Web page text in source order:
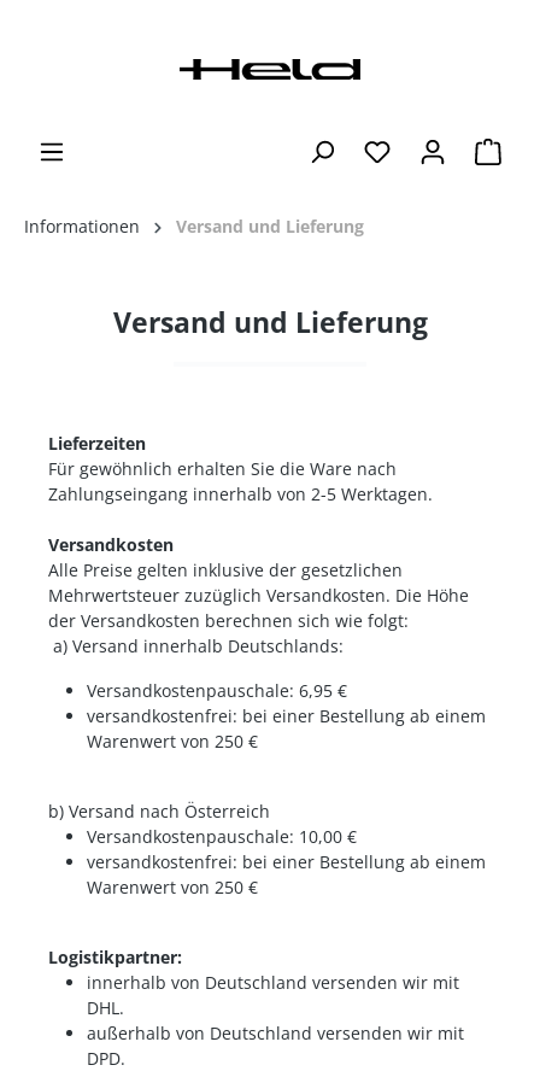
Informationen Versand und Lieferung
Versand und Lieferung
Lieferzeiten
Für gewöhnlich erhalten Sie die Ware nach
Zahlungseingang innerhalb von 2-5 Werktagen.
Versandkosten
Alle Preise gelten inklusive der gesetzlichen
Mehrwertsteuer zuzüglich Versandkosten. Die Höhe
der Versandkosten berechnen sich wie folgt:
a) Versand innerhalb Deutschlands:
Versandkostenpauschale: 6,95 €
versandkostenfrei: bei einer Bestellung ab einem
Warenwert von 250 €
b) Versand nach Österreich
Versandkostenpauschale: 10,00 €
versandkostenfrei: bei einer Bestellung ab einem
Warenwert von 250 €
Logistikpartner:
innerhalb von Deutschland versenden wir mit
DHL.
außerhalb von Deutschland versenden wir mit
DPD.